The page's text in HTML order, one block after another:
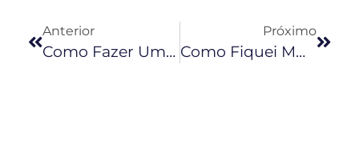
Anterior
Como Fazer Um Podcast IMPACTANTE? – Bruno Ávila Nos Seus Ouvidos!
Próximo
Como Fiquei MUITO RICO Com Cursos Online – Bruno Ávila Nos Seus Ouvidos